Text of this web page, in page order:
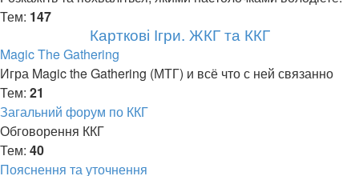
Тем: 147
Карткові Ігри. ЖКГ та ККГ
Magic The Gathering
Игра Magic the Gathering (МТГ) и всё что с ней связанно
Тем: 21
Загальний форум по ККГ
Обговорення ККГ
Тем: 40
Пояснення та уточнення